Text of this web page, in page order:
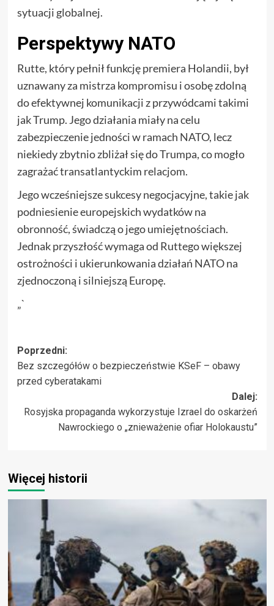
sytuacji globalnej.
Perspektywy NATO
Rutte, który pełnił funkcję premiera Holandii, był
uznawany za mistrza kompromisu i osobę zdolną
do efektywnej komunikacji z przywódcami takimi
jak Trump. Jego działania miały na celu
zabezpieczenie jedności w ramach NATO, lecz
niekiedy zbytnio zbliżał się do Trumpa, co mogło
zagrażać transatlantyckim relacjom.
Jego wcześniejsze sukcesy negocjacyjne, takie jak
podniesienie europejskich wydatków na
obronność, świadczą o jego umiejętnościach.
Jednak przyszłość wymaga od Ruttego większej
ostrożności i ukierunkowania działań NATO na
zjednoczoną i silniejszą Europę.
„`
Zobacz
wpisy
Poprzedni:
Bez szczegółów o bezpieczeństwie KSeF – obawy
przed cyberatakami
Dalej:
Rosyjska propaganda wykorzystuje Izrael do oskarżeń
Nawrockiego o „znieważenie ofiar Holokaustu”
Więcej historii